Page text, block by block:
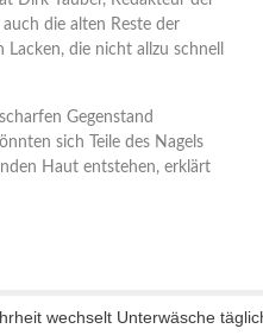
die alten Reste der
die nicht allzu schnell
Gegenstand
sich Teile des Nagels
Haut entstehen, erklärt
wechselt Unterwäsche